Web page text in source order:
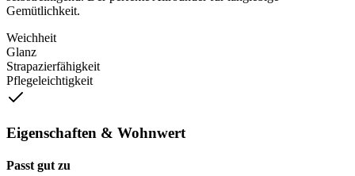
Gemütlichkeit.
Weichheit
Glanz
Strapazierfähigkeit
Pflegeleichtigkeit
Eigenschaften & Wohnwert
Passt gut zu